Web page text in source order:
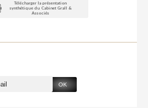
Télécharger la présentation
synthétique du Cabinet Grall &
Associés
OK